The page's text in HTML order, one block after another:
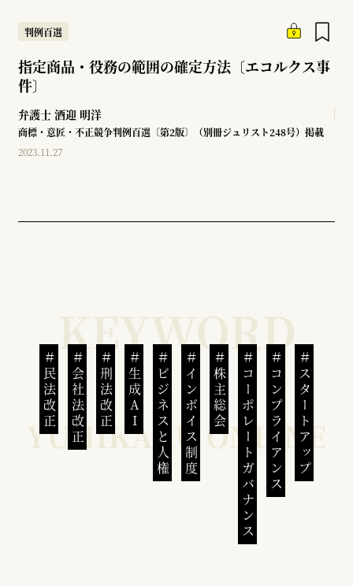
判例百選
指定商品・役務の範囲の確定方法〔エコルクス事
件〕
弁護士 酒迎 明洋
商標・意匠・不正競争判例百選〔第2版〕（別冊ジュリスト248号）掲載
2023.11.27
民法改正 会社法改正 刑法改正 生成AI ビジネスと人権インボイス制度 株主総会 コーポレートガバナンスコンプライアンススタートアップ